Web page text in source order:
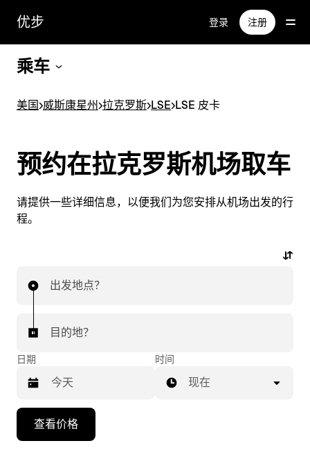
优步 登录 注册
乘车
美国>威斯康星州>拉克罗斯>LSE>LSE 皮卡
预约在拉克罗斯机场取车
请提供一些详细信息，以便我们为您安排从机场出发的行
程。
出发地点？
目的地？
日期
向
时间
现在
查看价格